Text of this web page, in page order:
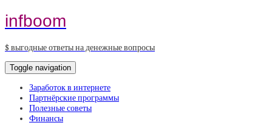
infboom
$ выгодные ответы на денежные вопросы
Toggle navigation
Заработок в интернете
Партнёрские программы
Полезные советы
Финансы